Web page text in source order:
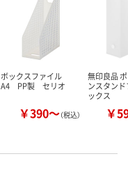
ボックスファイル
A4 PP製 セリオ
￥390～（税込）
無印良品
ンスタン
ックス
￥